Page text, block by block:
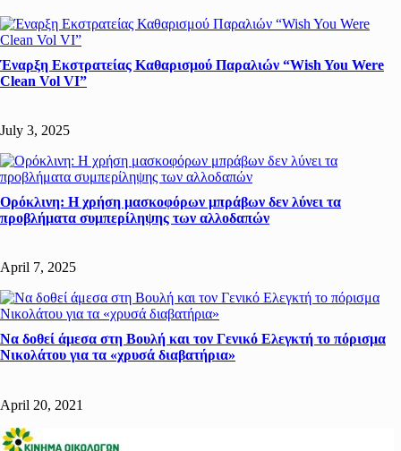
Έναρξη Εκστρατείας Καθαρισμού Παραλιών “Wish You Were
Clean Vol VI”
July 3, 2025
Ορόκλινη: Η χρήση μασκοφόρων μπράβων δεν λύνει τα
προβλήματα συμπερίληψης των αλλοδαπών
April 7, 2025
Να δοθεί άμεσα στη Βουλή και τον Γενικό Ελεγκτή το πόρισμα
Νικολάτου για τα «χρυσά διαβατήρια»
April 20, 2021